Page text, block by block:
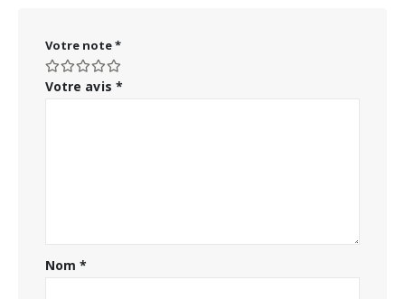
Votre note*
Votre avis *
Nom*